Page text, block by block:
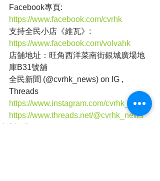
Facebook專頁:
https://www.facebook.com/cvrhk
支持全民小店《維瓦》:
https://www.facebook.com/volvahk
店舖地址：旺角西洋菜南街銀城廣場地
庫B31號舖
全民新聞 (@cvrhk_news) on IG ,
Threads
https://www.instagram.com/cvrhk_news/
https://www.threads.net/@cvrhk_news